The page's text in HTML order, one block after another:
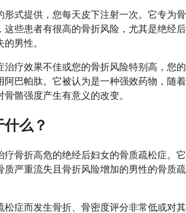
形式提供，您每天皮下注射一次。它专为骨
这些患者有很高的骨折风险，尤其是绝经后
男性。
治疗效果不佳或您的骨折风险特别高，您的
阿巴帕肽。它被认为是一种强效药物，随着
骼强度产生有意义的改变。
什么？
疗骨折高危的绝经后妇女的骨质疏松症。它
质严重流失且骨折风险增加的男性的骨质疏
松症而发生骨折、骨密度评分非常低或对其